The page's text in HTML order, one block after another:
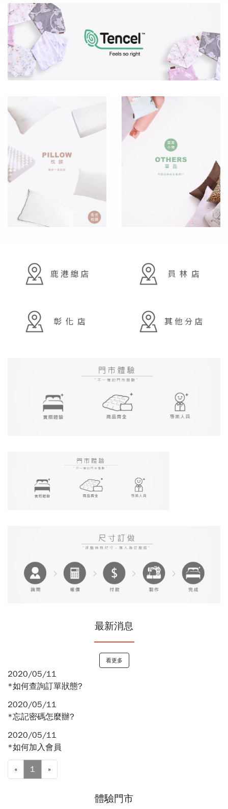
三
件
組
抱
保
墊
最新消息
看更多
2020/05/11
*如何查詢訂單狀態?
2020/05/11
*忘記密碼怎麼辦?
2020/05/11
*如何加入會員
« 1 »
體驗門市